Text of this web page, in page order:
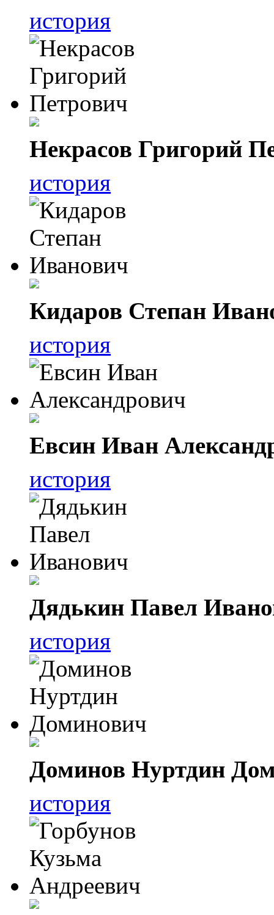
история
Некрасов Григорий
история
Кидаров Степан
история
Евсин Иван
история
Дядькин Павел
история
Доминов Нуртдин
история